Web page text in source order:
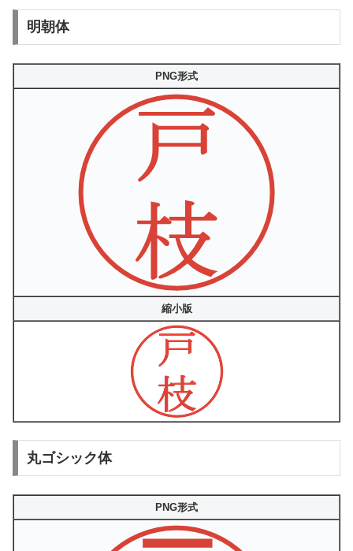
明朝体
PNG形式
縮小版
丸ゴシック体
PNG形式